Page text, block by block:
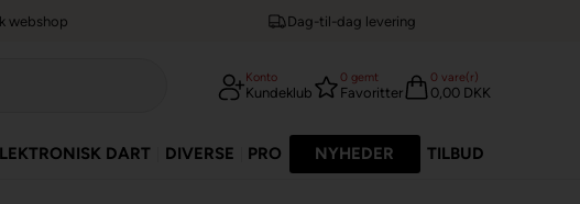
webshop Dag-til-dag levering
Konto
Kundeklub
0 gemt
Favoritter
0 vare(r)
0,00 DKK
DART DIVERSE PRO NYHEDER TILBUD